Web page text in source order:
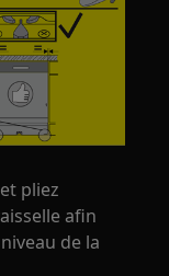
pliez
afin
de la